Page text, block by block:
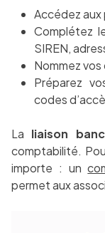
Accédez
Complétez
SIREN,
Nommez
Préparez
codes
La liaison
comptabilité.
importe : un
permet aux